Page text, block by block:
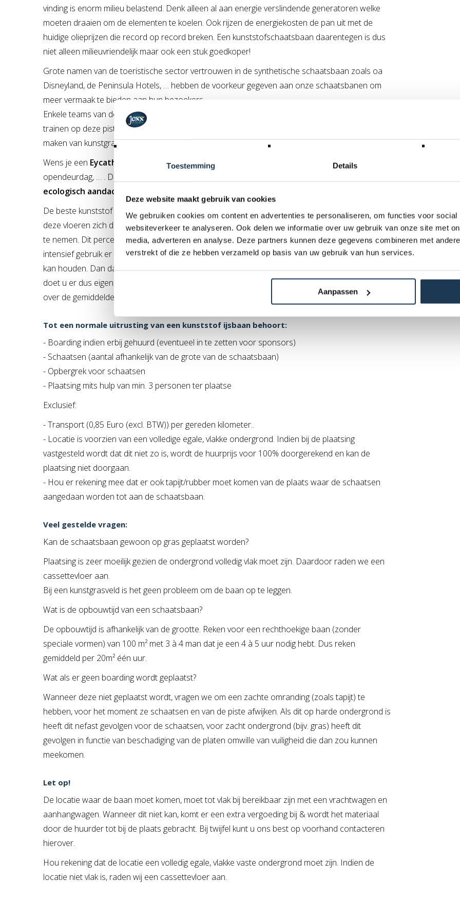
Toestemming Details
Deze website maakt gebruik van cookies
We gebruiken cookies om content en advertenties te personaliseren, om functies voor
websiteverkeer te analyseren. Ook delen we informatie over uw gebruik van onze site met
media, adverteren en analyse. Deze partners kunnen deze gegevens combineren met
verstrekt of die ze hebben verzameld op basis van uw gebruik van hun services.
Aanpassen
vinding is enorm milieu belastend. Denk alleen al aan energie verslindende generatoren welke
moeten draaien om de elementen te koelen. Ook rijzen de energiekosten de pan uit met de
huidige olieprijzen die record op record breken. Een kunststofschaatsbaan daarentegen is dus
niet alleen milieuvriendelijk maar ook een stuk goedkoper!
Grote namen van de toeristische sector vertrouwen in de synthetische schaatsbaan zoals oa
Disneyland, de Peninsula Hotels, … hebben de voorkeur gegeven aan onze schaatsbanen om
meer vermaak te bieden aan hun bezoekers.
Enkele teams van de Amerikaanse hockeycompetitie zoals Florida Panters, Detroit Red Wings
trainen op deze piste (Dit is wat te vergelijken met voetbalteams die ook meer en meer gebruik
maken van kunstgrasvelden)
Wens je een Eycather
(kerst/avond)markt, festivals, event, party, (bedrijfs)feest,
opendeurdag, … . Dan is deze schaatsbaan zeker iets. Als
ecologisch aandacht is deze uniek binnen de Benelux.
De beste kunststof schaatsbanen evenaren bijna het “echte” ijs. Op dit moment kenmerken
deze vloeren zich door voor 93% de eigenschappen van een ijsbaan van bevroren water over
te nemen. Dit percentage is echter constant. Voor ijsbanen van bevroren water geld dat na
intensief gebruik er sneeuwvorming ontstaat of dat het koelsysteem het water niet bevroren
kan houden. Dan daalt het percentage van 100% snel naar 70%. Gedurende een evenement
doet u er dus eigenlijk verstandig aan voor een kunststof schaatsbaan te kiezen omdat u dan
over de gemiddelde periode de beste schaatseigenschappen heeft!
Tot een normale uitrusting van een kunststof ijsbaan behoort:
- Boarding indien erbij gehuurd (eventueel in te zetten voor sponsors)
- Schaatsen (aantal afhankelijk van de grote van de schaatsbaan)
- Opbergrek voor schaatsen
- Plaatsing mits hulp van min. 3 personen ter plaatse
Exclusief:
- Transport (0,85 Euro (excl. BTW)) per gereden kilometer..
- Locatie is voorzien van een volledige egale, vlakke ondergrond. Indien bij de plaatsing
vastgesteld wordt dat dit niet zo is, wordt de huurprijs voor 100% doorgerekend en kan de
plaatsing niet doorgaan.
- Hou er rekening mee dat er ook tapijt/rubber moet komen van de plaats waar de schaatsen
aangedaan worden tot aan de schaatsbaan.
Veel gestelde vragen:
Kan de schaatsbaan gewoon op gras geplaatst worden?
Plaatsing is zeer moeilijk gezien de ondergrond volledig vlak moet zijn. Daardoor raden we een
cassettevloer aan.
Bij een kunstgrasveld is het geen probleem om de baan op te leggen.
Wat is de opbouwtijd van een schaatsbaan?
De opbouwtijd is afhankelijk van de grootte. Reken voor een rechthoekige baan (zonder
speciale vormen) van 100 m² met 3 à 4 man dat je een 4 à 5 uur nodig hebt. Dus reken
gemiddeld per 20m² één uur.
Wat als er geen boarding wordt geplaatst?
Wanneer deze niet geplaatst wordt, vragen we om een zachte omranding (zoals tapijt) te
hebben, voor het moment ze schaatsen en van de piste afwijken. Als dit op harde ondergrond is
heeft dit nefast gevolgen voor de schaatsen, voor zacht ondergrond (bijv. gras) heeft dit
gevolgen in functie van beschadiging van de platen omwille van vuiligheid die dan zou kunnen
meekomen.
Let op!
De locatie waar de baan moet komen, moet tot vlak bij bereikbaar zijn met een vrachtwagen en
aanhangwagen. Wanneer dit niet kan, komt er een extra vergoeding bij & wordt het materiaal
door de huurder tot bij de plaats gebracht. Bij twijfel kunt u ons best op voorhand contacteren
hierover.
Hou rekening dat de locatie een volledig egale, vlakke vaste ondergrond moet zijn. Indien de
locatie niet vlak is, raden wij een cassettevloer aan.